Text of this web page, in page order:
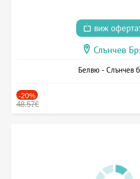
виж
Слънчев
Белвю - Слънчев
-20%
48.57€